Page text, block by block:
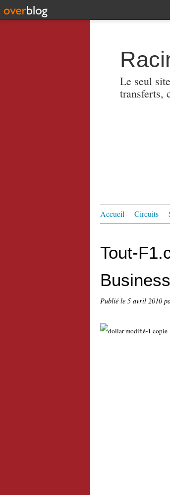
Le seul
transferts,
Accueil Circuits
Tout-
Publié le 5 avril 2010